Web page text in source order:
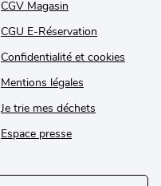
CGV Magasin
CGU E-Réservation
Confidentialité et cookies
Mentions légales
Je trie mes déchets
Espace presse